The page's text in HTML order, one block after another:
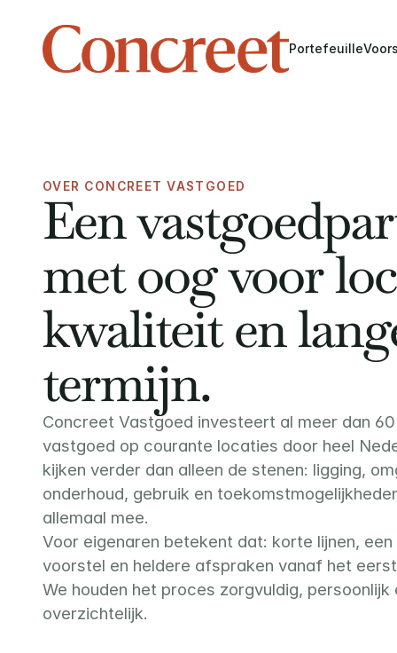
Portefeuille
OVER CONCREET VASTGOED
Een
met oog voor
kwaliteit en
termijn.
Concreet Vastgoed investeert al meer dan
vastgoed op courante locaties door heel
kijken verder dan alleen de stenen: ligging,
onderhoud, gebruik en
allemaal mee.
Voor eigenaren betekent dat: korte lijnen, een
voorstel en heldere afspraken vanaf het
We houden het proces zorgvuldig, persoonlijk
overzichtelijk.